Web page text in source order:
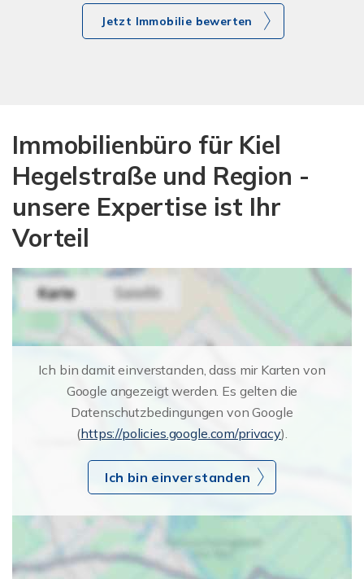
Jetzt Immobilie bewerten
Immobilienbüro für Kiel
Hegelstraße und Region -
unsere Expertise ist Ihr
Vorteil
Ich bin damit einverstanden, dass mir Karten von
Google angezeigt werden. Es gelten die
Datenschutzbedingungen von Google
(https://policies.google.com/privacy).
Ich bin einverstanden